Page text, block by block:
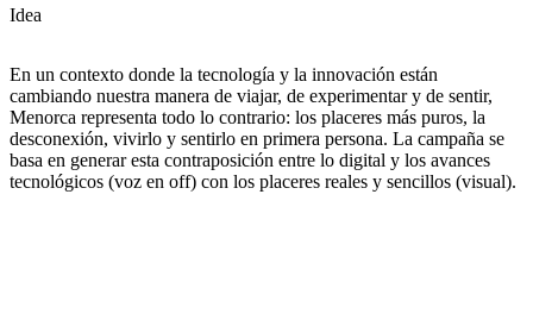
Idea
En un contexto donde la tecnología y la innovación están
cambiando nuestra manera de viajar, de experimentar y de sentir,
Menorca representa todo lo contrario: los placeres más puros, la
desconexión, vivirlo y sentirlo en primera persona. La campaña se
basa en generar esta contraposición entre lo digital y los avances
tecnológicos (voz en off) con los placeres reales y sencillos (visual).